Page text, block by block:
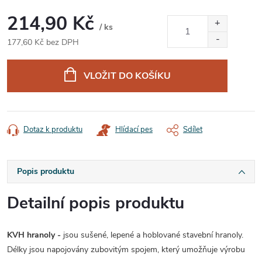
214,90 Kč / ks
177,60 Kč bez DPH
VLOŽIT DO KOŠÍKU
Dotaz k produktu Hlídací pes Sdílet
Popis produktu
Detailní popis produktu
KVH hranoly - jsou sušené, lepené a hoblované stavební hranoly.
Délky jsou napojovány zubovitým spojem, který umožňuje výrobu